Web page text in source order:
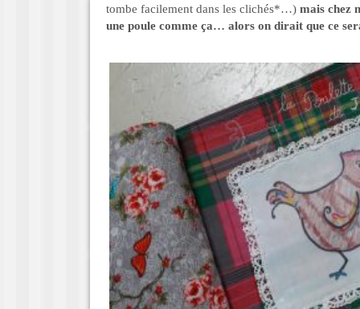
tombe facilement dans les clichés*…) mais chez
une poule comme ça… alors on dirait que ce